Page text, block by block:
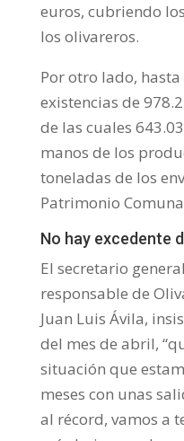
euros, cubriendo
los olivareros.
Por otro lado,
existencias de
de las cuales
manos de los
toneladas de los
Patrimonio
No hay excedente
El secretario
responsable de
Juan Luis Ávila,
del mes de abril,
situación que
meses con unas
al récord, vamos a